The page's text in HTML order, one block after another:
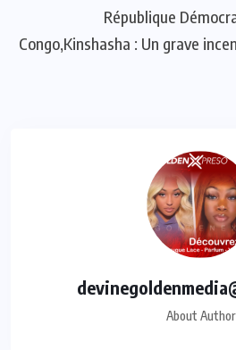
République
Congo,Kinshasha : Un grave
About Author